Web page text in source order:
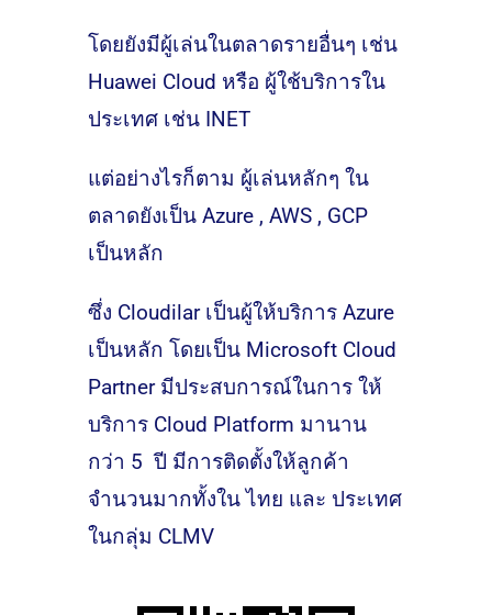
โดยยังมีผู้เล่นในตลาดรายอื่นๆ เช่น
Huawei Cloud หรือ ผู้ใช้บริการใน
ประเทศ เช่น INET
แต่อย่างไรก็ตาม ผู้เล่นหลักๆ ใน
ตลาดยังเป็น Azure , AWS , GCP
เป็นหลัก
ซึ่ง Cloudilar เป็นผู้ให้บริการ Azure
เป็นหลัก โดยเป็น Microsoft Cloud
Partner มีประสบการณ์ในการ ให้
บริการ Cloud Platform มานาน
กว่า 5 ปี มีการติดตั้งให้ลูกค้า
จำนวนมากทั้งใน ไทย และ ประเทศ
ในกลุ่ม CLMV